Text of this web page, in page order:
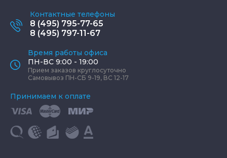
Контактные телефоны
8 (495) 795-77-65
8 (495) 797-11-67
Время работы офиса
ПН-ВС 9:00 - 19:00
Прием заказов круглосуточно
Самовывоз ПН-СБ 9-19, ВС 12-17
Принимаем к оплате